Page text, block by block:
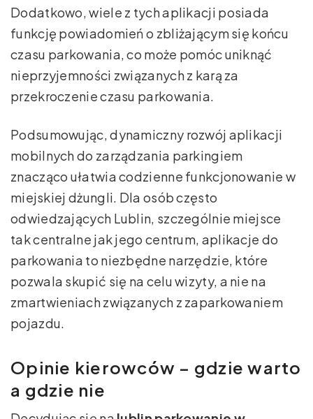
Dodatkowo, wiele z tych aplikacji posiada
funkcję powiadomień o zbliżającym się końcu
czasu parkowania, co może pomóc uniknąć
nieprzyjemności związanych z karą za
przekroczenie czasu parkowania.
Podsumowując, dynamiczny rozwój aplikacji
mobilnych do zarządzania parkingiem
znacząco ułatwia codzienne funkcjonowanie w
miejskiej dżungli. Dla osób często
odwiedzających Lublin, szczególnie miejsce
tak centralne jak jego centrum, aplikacje do
parkowania to niezbędne narzędzie, które
pozwala skupić się na celu wizyty, a nie na
zmartwieniach związanych z zaparkowaniem
pojazdu.
Opinie kierowców – gdzie warto
a gdzie nie